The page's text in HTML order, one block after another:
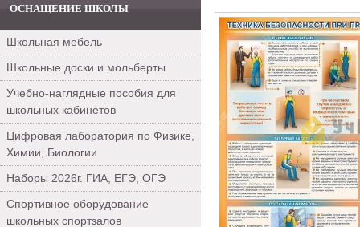
ОСНАЩЕНИЕ ШКОЛЫ
Школьная мебель
Школьные доски и мольберты
Учебно-наглядные пособия для
школьных кабинетов
Цифровая лаборатория по Физике,
Химии, Биологии
Наборы 2026г. ГИА, ЕГЭ, ОГЭ
Спортивное оборудование
школьных спортзалов